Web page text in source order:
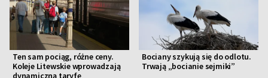
Ten sam pociąg, różne ceny.
Koleje Litewskie wprowadzają
dynamiczną taryfę
Bociany szykują się do odlotu.
Trwają „bocianie sejmiki”